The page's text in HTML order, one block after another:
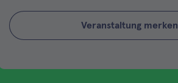
Veranstaltung merken